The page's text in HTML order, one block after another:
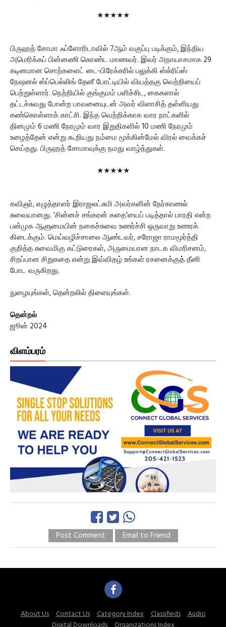
★★★★★
பிருஹத் சோமா ஃப்ளோரிடாவில் 7ஆம் வகுப்பு படிக்கும், இந்திய
அமெரிக்கப் பின்னணி கொண்ட மாணவர். இவர் அநாயாசமாக 29
கடினமான சொற்களைட் டை-பிரேக்கரில் பலுக்கி ஸ்க்ரிப்ஸ்
நேஷனல் ஸ்ப்பெல்லிங் தேனீ போட்டியில் வியத்தகு வெற்றியைப்
பெற்றுள்ளார். நெற்றியில் குங்குமம் பளிச்சிட, கைகளால்
தட்டச்சுவது போன்ற பாவனையுடன் அவர் விளாசித் தள்ளியது
கண்கொள்ளாக் காட்சி. இந்த வெற்றிக்காக வார நாட்களில்
தினமும் 6 மணி நேரமும் வார இறுதிகளில் 10 மணி நேரமும்
உழைத்தேன் என்று கூறியது நம்மை மூக்கின்மேல் விரல் வைக்கச்
செய்தது. பிருஹத் சோமாவுக்கு நமது வாழ்த்துகள்.
★★★★★
கவிஞர், எழுத்தாளர் இராஜலட்சுமி அவர்களின் நேர்காணல்
சுவையானது. 'சின்னச் சங்கரன் கதை'யைப் படித்தால் பாரதி என்ற
பன்முக ஆளுமையின் நகைச்சுவை உணர்ச்சி ஒருவாறு உணரக்
கிடைக்கும். மெய்வழிச்சாலை ஆண்டவர், சரோஜா ராமமூர்த்தி
குறித்த சுவைமிகு கட்டுரைகள், அருமையான நாடக விமரிசனம்,
சிறப்பான சிறுகதை என்று இவ்விதழ் உங்கள் ரசனைக்குத் தீனி
போட வருகிறது.
நுழையுங்கள், தென்றலில் திளையுங்கள்.
தென்றல்
ஜூன் 2024
விளம்பரம்
Post Comment Email to Friend
About Us Contact Us Category Index Classifieds
Audio